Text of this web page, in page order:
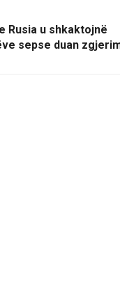
Rusia u shkaktojnë
sepse duan